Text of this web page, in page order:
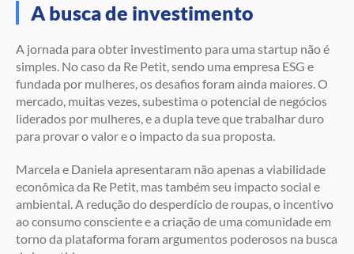
A busca de investimento
A jornada para obter investimento para uma startup não é
simples. No caso da Re Petit, sendo uma empresa ESG e
fundada por mulheres, os desafios foram ainda maiores. O
mercado, muitas vezes, subestima o potencial de negócios
liderados por mulheres, e a dupla teve que trabalhar duro
para provar o valor e o impacto da sua proposta.
Marcela e Daniela apresentaram não apenas a viabilidade
econômica da Re Petit, mas também seu impacto social e
ambiental. A redução do desperdício de roupas, o incentivo
ao consumo consciente e a criação de uma comunidade em
torno da plataforma foram argumentos poderosos na busca